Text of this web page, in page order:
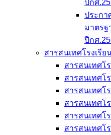
ปีกศ
ประกา
มาตร
ปีกศ
สารสนเทศโรงเรีย
สารสนเทศโ
สารสนเทศโ
สารสนเทศโ
สารสนเทศโ
สารสนเทศโ
สารสนเทศโ